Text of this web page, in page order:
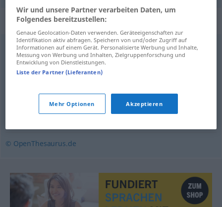
Synonyme für "ergründen"
(sich in etwas) vertiefen
herausfinden (ugs.),untersuchen
© OpenThesaurus.de
Wir und unsere Partner verarbeiten Daten, um
Folgendes bereitzustellen:
Genaue Geolocation-Daten verwenden. Geräteeigenschaften zur
Identifikation aktiv abfragen. Speichern von und/oder Zugriff auf
Informationen auf einem Gerät. Personalisierte Werbung und Inhalte,
Messung von Werbung und Inhalten, Zielgruppenforschung und
Entwicklung von Dienstleistungen.
Liste der Partner (Lieferanten)
Mehr Optionen Akzeptieren